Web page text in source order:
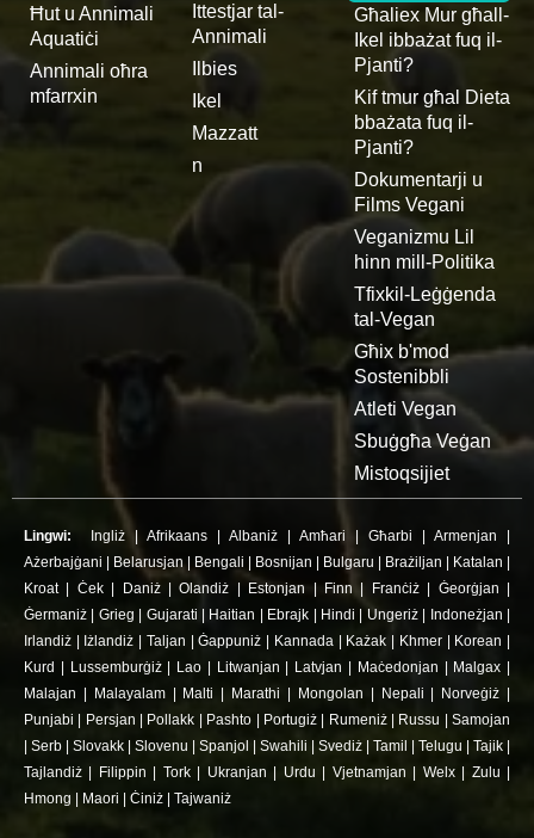
Ħut u Annimali
Aquatiċi
Annimali oħra
mfarrxin
Ittestjar tal-
Annimali
Ilbies
Ikel
Mazzatt
n
Għaliex Mur għall-
Ikel ibbażat fuq il-
Pjanti?
Kif tmur għal Dieta
bbażata fuq il-
Pjanti?
Dokumentarji u
Films Vegani
Veganizmu Lil
hinn mill-Politika
Tfixkil-Leġġenda
tal-Vegan
Għix b'mod
Sostenibbli
Atleti Vegan
Sbuġgħa Veġan
Mistoqsijiet
Lingwi: Ingliż Afrikaans Albaniż Amħari Għarbi Armenjan
Ażerbajġani
Belarusjan| Bengali Bosnijan Bulgaru Brażiljan Katalan
Kroat| Ċek| Daniż|Olandiż Estonjan Finn Franċiż| Ġeorġjan
Ġermaniż
Grieg Gujarati Haitian Ebrajk Hindi Ungeriż| Indoneżjan
Irlandiż
Iżlandiż Taljan |Ġappuniż Kannada| Każak Khmer| Korean
Kurd
Lussemburġiż| Lao Litwanjan Latvjan Maċedonjan Malgax
Malajan
Malayalam| Malti Marathi Mongolan Nepali Norveġiż
Punjabi
Persjan Pollakk Pashto Portugiż| Rumeniż| Russu |Samojan
Serb Slovakk Slovenu Spanjol Swahili Svediż Tamil Telugu Tajik
Tajlandiż
Filippin Tork| Ukranjan Urdu Vjetnamjan Welx| Zulu
Hmong
Maori Ċiniż Tajwaniż